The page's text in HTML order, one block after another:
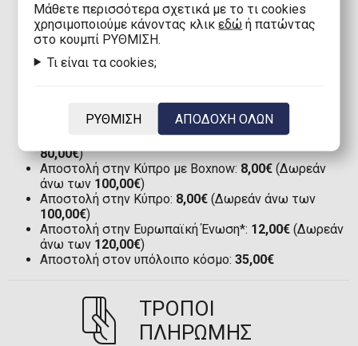
ΠΑΡΑΔΟΣΗ
Αποστολή στην Ελλάδα με Boxnow:
Μόνο 1,90€
(Δωρεάν άνω των
80,00€ )
Αποστολή στην Ελλάδα:2,90€(Δωρεάν άνω των
80,00€)
Αποστολή στην Κύπρο με Boxnow: 8,00€ (Δωρεάν
άνω των 100,00€)
Αποστολή στην Κύπρο: 8,00€ (Δωρεάν άνω των
100,00€)
Αποστολή στην Ευρωπαϊκή Ένωση*: 12,00€ (Δωρεάν
άνω των 120,00€)
Αποστολή στον υπόλοιπο κόσμο: 35,00€
ΤΡΟΠΟΙ
ΠΛΗΡΩΜΗΣ
Mάθετε περισσότερα σχετικά με το τι cookies
χρησιμοποιούμε κάνοντας κλικεδώ ή πατώντας
στο κουμπί ΡΥΘΜΙΣΗ.
Τι είναι τα cookies;
ΡΥΘΜΙΣΗ ΑΠΟΔΟΧΗ ΟΛΩΝ